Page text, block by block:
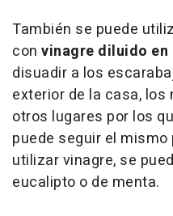
También se puede
con vinagre diluido en
disuadir a los
exterior de la casa,
otros lugares por los
puede seguir el mismo
utilizar vinagre, se
eucalipto o de menta.